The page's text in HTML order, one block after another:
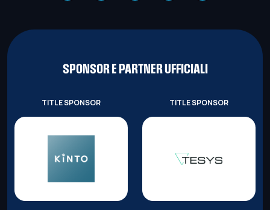
SPONSOR E PARTNER UFFICIALI
TITLE SPONSOR TITLE SPONSOR